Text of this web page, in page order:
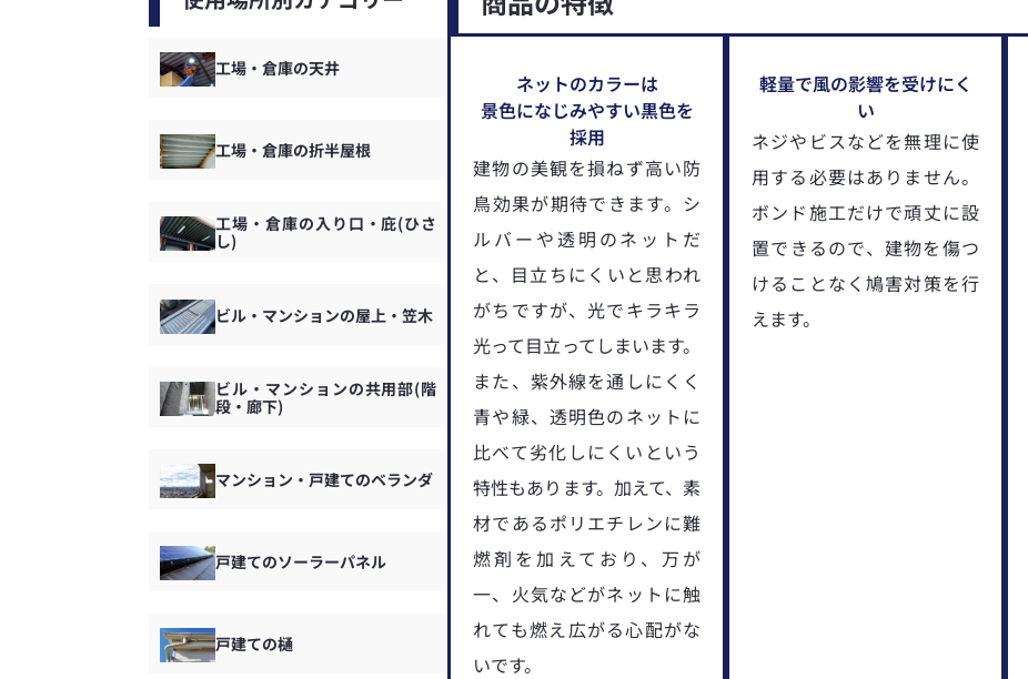
工場・倉庫の天井
工場・倉庫の折半屋根
工場・倉庫の入り口・庇(ひさ
し)
ビル・マンションの屋上・笠木
ビル・マンションの共用部(階
段・廊下)
マンション・戸建てのベランダ
戸建てのソーラーパネル
戸建ての樋
ネットのカラーは
景色になじみやすい黒色を
採用
建物の美観を損ねず高い防
鳥効果が期待できます。シ
ルバーや透明のネットだ
と、目立ちにくいと思われ
がちですが、光でキラキラ
光って目立ってしまいます。
また、紫外線を通しにくく
青や緑、透明色のネットに
比べて劣化しにくいという
特性もあります。加えて、素
材であるポリエチレンに難
燃剤を加えており、万が
一、火気などがネットに触
れても燃え広がる心配がな
いです。
軽量で風の影響を受けにく
い
ネジやビスなどを無理に使
用する必要はありません。
ボンド施工だけで頑丈に設
置できるので、建物を傷つ
けることなく鳩害対策を行
えます。